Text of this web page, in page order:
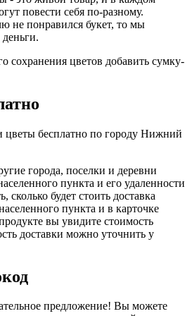
повести себя по-разному.
не понравился букет, то мы
сохранения цветов добавить сумку-
цветы бесплатно по городу Нижний
города, поселки и деревни
пункта и его удаленности
сколько будет стоить доставка
пункта и в карточке
вы увидите стоимость
доставки можно уточнить у
предложение! Вы можете